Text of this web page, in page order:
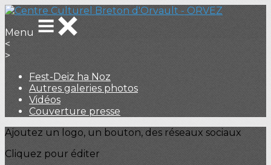
Menu
<
>
Fest-Deiz ha Noz
Autres galeries photos
Vidéos
Couverture presse
Ajoutez un logo, un bouton, des réseaux sociaux
Cliquez pour éditer